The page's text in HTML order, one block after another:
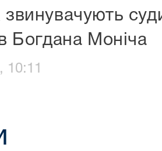
Богдана Моніча
10:11